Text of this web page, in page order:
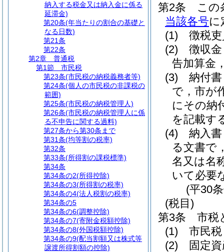
第2条
この
当該各号に
(1)
徴税
(2)
徴収
告加算金
(3)
納付
で，市が
にその納
を記載す
(4)
納入
る文書で
名又は名
いて必要
(平30
(税目)
第3条
市税
(1)
市民税
(2)
固定
納入する税金又は納入金に係る
延滞金)
第20条(年当たりの割合の基礎と
なる日数)
第21条
第22条
第2章
普通税
第1節
市民税
第23条(市民税の納税義務者等)
第24条(個人の市民税の非課税の
範囲)
第25条(市民税の納税管理人)
第26条(市民税の納税管理人に係
る不申告に関する過料)
第27条から第30条まで
第31条(均等割の税率)
第32条
第33条(所得割の課税標準)
第34条
第34条の2(所得控除)
第34条の3(所得割の税率)
第34条の4(法人税割の税率)
第34条の5
第34条の6(調整控除)
第34条の7(寄附金税額控除)
第34条の8(外国税額控除)
第34条の9(配当割額又は株式等
譲渡所得割額の控除)